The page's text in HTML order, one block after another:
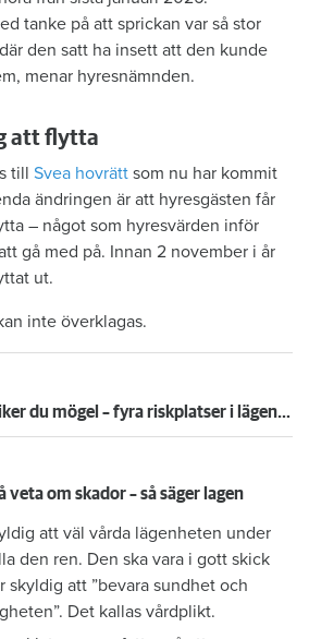
tanke på att sprickan var så stor
den satt ha insett att den kunde
menar hyresnämnden.
att flytta
till Svea hovrätt som nu har kommit
ändringen är att hyresgästen får
– något som hyresvärden inför
gå med på. Innan 2 november i år
ut.
inte överklagas.
Så undviker du mögel – fyra riskplatser i lägenheten: ”Måste städa bort”
veta om skador – så säger lagen
att väl vårda lägenheten under
den ren. Den ska vara i gott skick
skyldig att ”bevara sundhet och
Det kallas vårdplikt.